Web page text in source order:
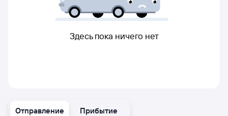
Отправление Прибытие
Здесь пока ничего нет